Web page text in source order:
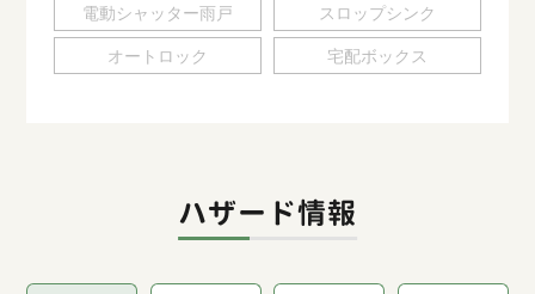
電動シャッター雨戸 スロップシンク
オートロック 宅配ボックス
ハザード情報